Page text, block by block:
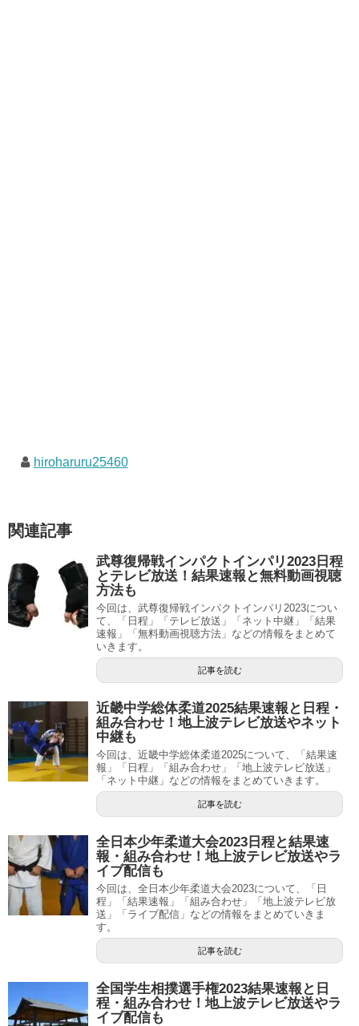
hiroharuru25460
関連記事
武尊復帰戦インパクトインパリ2023日程
とテレビ放送！結果速報と無料動画視聴
方法も
今回は、武尊復帰戦インパクトインパリ2023につい
て、「日程」「テレビ放送」「ネット中継」「結果
速報」「無料動画視聴方法」などの情報をまとめて
いきます。
記事を読む
近畿中学総体柔道2025結果速報と日程・
組み合わせ！地上波テレビ放送やネット
中継も
今回は、近畿中学総体柔道2025について、「結果速
報」「日程」「組み合わせ」「地上波テレビ放送」
「ネット中継」などの情報をまとめていきます。
記事を読む
全日本少年柔道大会2023日程と結果速
報・組み合わせ！地上波テレビ放送やラ
イブ配信も
今回は、全日本少年柔道大会2023について、「日
程」「結果速報」「組み合わせ」「地上波テレビ放
送」「ライブ配信」などの情報をまとめていきま
す。
記事を読む
全国学生相撲選手権2023結果速報と日
程・組み合わせ！地上波テレビ放送やラ
イブ配信も